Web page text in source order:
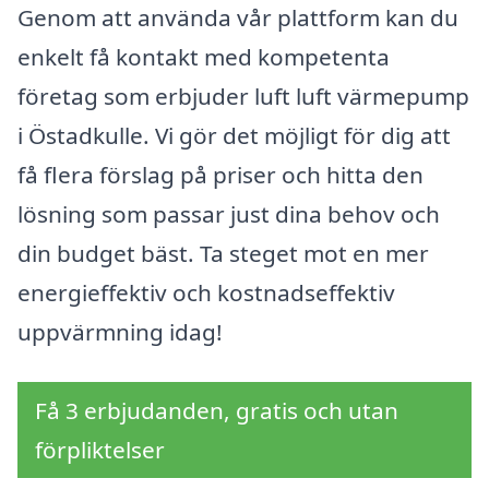
Genom att använda vår plattform kan du
enkelt få kontakt med kompetenta
företag som erbjuder luft luft värmepump
i Östadkulle. Vi gör det möjligt för dig att
få flera förslag på priser och hitta den
lösning som passar just dina behov och
din budget bäst. Ta steget mot en mer
energieffektiv och kostnadseffektiv
uppvärmning idag!
Få 3 erbjudanden, gratis och utan
förpliktelser